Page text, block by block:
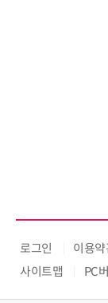
로그인 이용
사이트맵
PC